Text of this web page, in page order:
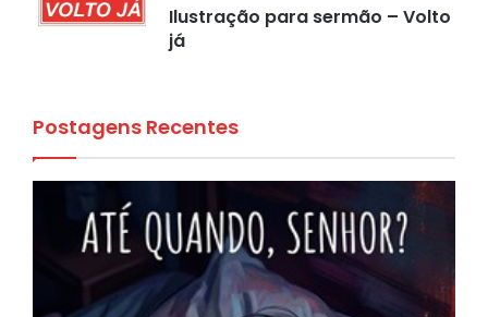
Ilustração para sermão – Volto
já
Postagens Recentes